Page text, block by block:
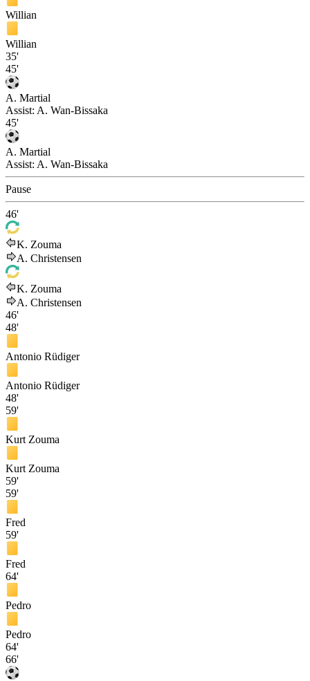
Willian
Willian
35'
45'
A. Martial
Assist: A. Wan-Bissaka
45'
A. Martial
Assist: A. Wan-Bissaka
Pause
46'
K. Zouma
A. Christensen
K. Zouma
A. Christensen
46'
48'
Antonio Rüdiger
Antonio Rüdiger
48'
59'
Kurt Zouma
Kurt Zouma
59'
59'
Fred
59'
Fred
64'
Pedro
Pedro
64'
66'